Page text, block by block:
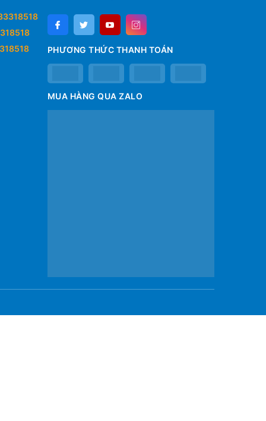
PHƯƠNG THỨC THANH TOÁN
MUA HÀNG QUA ZALO